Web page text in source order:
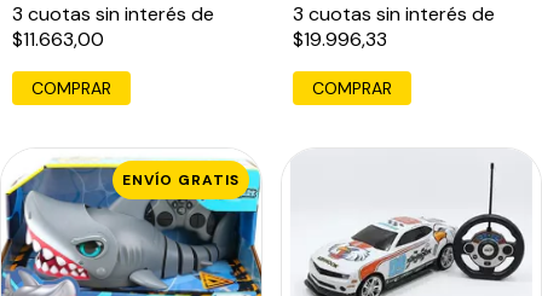
3 cuotas sin interés de
$11.663,00
COMPRAR
3 cuotas sin interés de
$19.996,33
COMPRAR
ENVÍO GRATIS